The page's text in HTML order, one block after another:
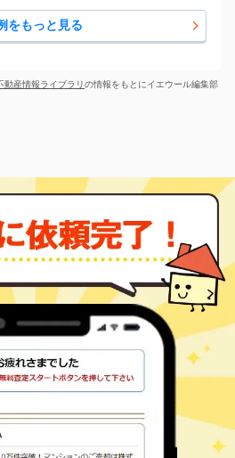
をもっと見る
動産情報ライブラリの情報をもとにイエウール編集部